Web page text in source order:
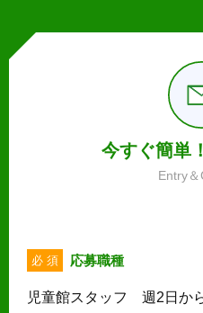
今すぐ簡単
Entry
必 須 応募職種
児童館スタッフ 週2日か